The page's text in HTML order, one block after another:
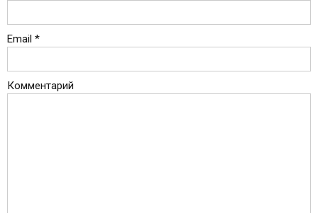
Email *
Комментарий